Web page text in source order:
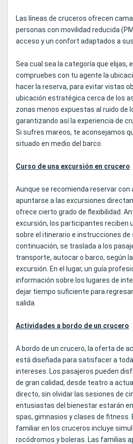
Las líneas de cruceros ofrecen
personas con movilidad reducida
acceso y un confort adaptados a
Sea cual sea la categoría que elijas,
compruebes con tu agente la
hacer la reserva, para evitar vistas
ubicación estratégica cerca de los
zonas menos expuestas al ruido de
garantizando así la experiencia de
Si sufres mareos, te aconsejamos
situado en medio del barco.
Curso de una excursión en crucero
Aunque se recomienda reservar con
apuntarse a las excursiones
ofrece cierto grado de flexibilidad.
excursión, los participantes reciben
sobre el itinerario e instrucciones de
continuación, se traslada a los
transporte, autocar o barco, según
excursión. En el lugar, un guía
información sobre los lugares de
dejar tiempo suficiente para
salida.
Actividades a bordo de un crucero
A bordo de un crucero, la oferta de
está diseñada para satisfacer a
intereses. Los pasajeros pueden
de gran calidad, desde teatro a
directo, sin olvidar las sesiones de
entusiastas del bienestar estarán
spas, gimnasios y clases de fitness.
familiar en los cruceros incluye
rocódromos y boleras. Las familias